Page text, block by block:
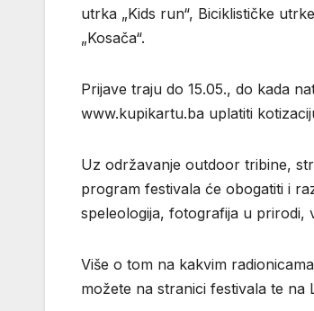
utrka „Kids run“, Biciklističke
„Kosača“.
Prijave traju do 15.05., do kada
www.kupikartu.ba uplatiti
Uz održavanje outdoor tribine,
program festivala će obogatiti i
speleologija, fotografija u prirodi,
Više o tom na kakvim
možete na stranici festivala te na